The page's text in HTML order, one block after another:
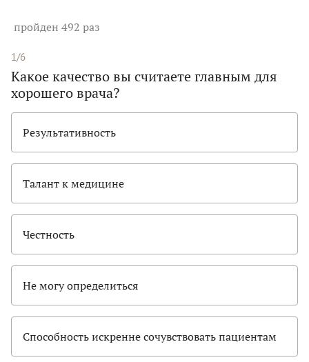
пройден 492 раз
1/6
Какое качество вы считаете главным для
хорошего врача?
Результативность
Талант к медицине
Честность
Не могу определиться
Способность искренне сочувствовать пациентам